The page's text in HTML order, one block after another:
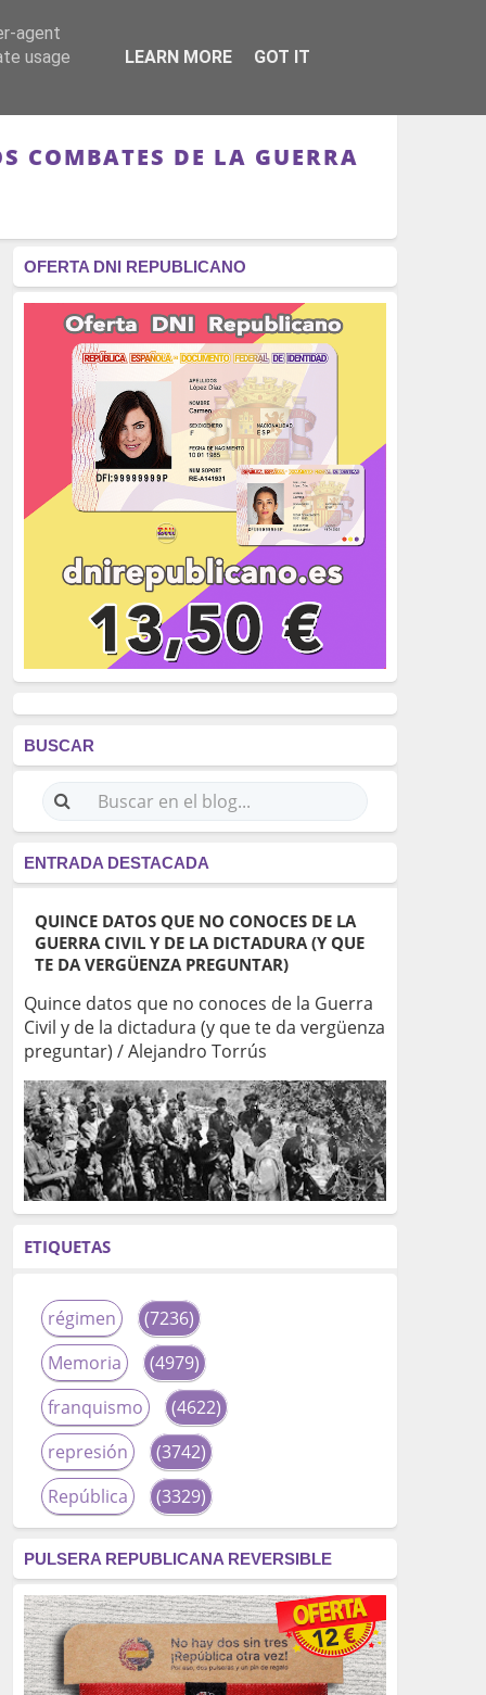
RÉGIMEN - MONARQUÍA
COMBATES DE LA GUERRA
OFERTA DNI REPUBLICANO
BUSCAR
ENTRADA DESTACADA
QUINCE DATOS QUE NO CONOCES DE LA
GUERRA CIVIL Y DE LA DICTADURA (Y QUE
TE DA VERGÜENZA PREGUNTAR)
Quince datos que no conoces de la Guerra
Civil y de la dictadura (y que te da vergüenza
preguntar) / Alejandro Torrús
ETIQUETAS
régimen
(7236)
Memoria
(4979)
franquismo
(4622)
represión
(3742)
República
(3329)
fascismo
(2677)
tardofranquismo
(2320)
Actualidad
(2319)
PULSERA REPUBLICANA REVERSIBLE
agent
usage
LEARN MORE GOT IT